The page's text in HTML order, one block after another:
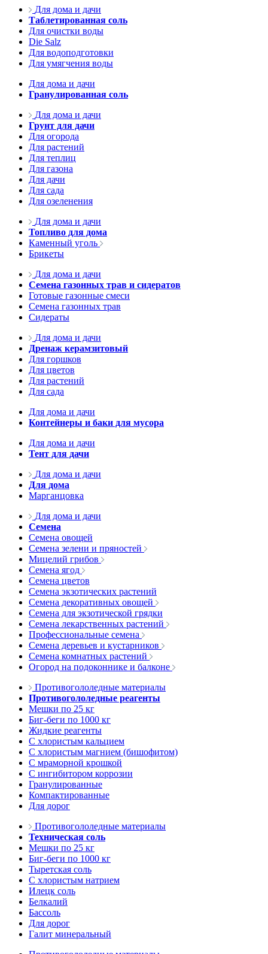
Для дома и дачи
Таблетированная соль
Для очистки воды
Die Salz
Для водоподготовки
Для умягчения воды
Для дома и дачи
Гранулированная соль
Для дома и дачи
Грунт для дачи
Для огорода
Для растений
Для теплиц
Для газона
Для дачи
Для сада
Для озеленения
Для дома и дачи
Топливо для дома
Каменный уголь
Брикеты
Для дома и дачи
Семена газонных трав и сидератов
Готовые газонные смеси
Семена газонных трав
Сидераты
Для дома и дачи
Дренаж керамзитовый
Для горшков
Для цветов
Для растений
Для сада
Для дома и дачи
Контейнеры и баки для мусора
Для дома и дачи
Тент для дачи
Для дома и дачи
Для дома
Марганцовка
Для дома и дачи
Семена
Семена овощей
Семена зелени и пряностей
Мицелий грибов
Семена ягод
Семена цветов
Семена экзотических растений
Семена декоративных овощей
Семена для экзотической грядки
Семена лекарственных растений
Профессиональные семена
Семена деревьев и кустарников
Семена комнатных растений
Огород на подоконнике и балконе
Противогололедные материалы
Противогололедные реагенты
Мешки по 25 кг
Биг-беги по 1000 кг
Жидкие реагенты
С хлористым кальцием
С хлористым магнием (бишофитом)
С мраморной крошкой
С ингибитором коррозии
Гранулированные
Компактированные
Для дорог
Противогололедные материалы
Техническая соль
Мешки по 25 кг
Биг-беги по 1000 кг
Тыретская соль
С хлористым натрием
Илецк соль
Белкалий
Бассоль
Для дорог
Галит минеральный